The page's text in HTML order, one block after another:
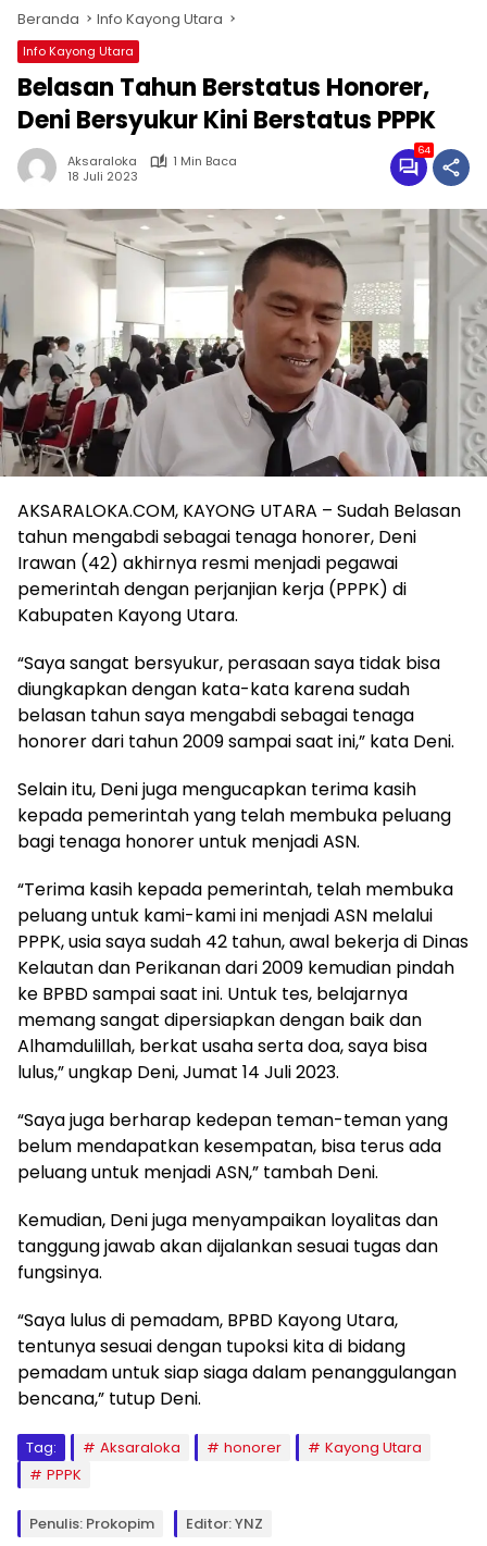
Beranda Info Kayong Utara
Info Kayong Utara
Belasan Tahun Berstatus Honorer,
Deni Bersyukur Kini Berstatus PPPK
Aksaraloka
1 Min Baca
18 Juli 2023
64
AKSARALOKA.COM, KAYONG UTARA – Sudah Belasan
tahun mengabdi sebagai tenaga honorer, Deni
Irawan (42) akhirnya resmi menjadi pegawai
pemerintah dengan perjanjian kerja (PPPK) di
Kabupaten Kayong Utara.
“Saya sangat bersyukur, perasaan saya tidak bisa
diungkapkan dengan kata-kata karena sudah
belasan tahun saya mengabdi sebagai tenaga
honorer dari tahun 2009 sampai saat ini,” kata Deni.
Selain itu, Deni juga mengucapkan terima kasih
kepada pemerintah yang telah membuka peluang
bagi tenaga honorer untuk menjadi ASN.
“Terima kasih kepada pemerintah, telah membuka
peluang untuk kami-kami ini menjadi ASN melalui
PPPK, usia saya sudah 42 tahun, awal bekerja di Dinas
Kelautan dan Perikanan dari 2009 kemudian pindah
ke BPBD sampai saat ini. Untuk tes, belajarnya
memang sangat dipersiapkan dengan baik dan
Alhamdulillah, berkat usaha serta doa, saya bisa
lulus,” ungkap Deni, Jumat 14 Juli 2023.
“Saya juga berharap kedepan teman-teman yang
belum mendapatkan kesempatan, bisa terus ada
peluang untuk menjadi ASN,” tambah Deni.
Kemudian, Deni juga menyampaikan loyalitas dan
tanggung jawab akan dijalankan sesuai tugas dan
fungsinya.
“Saya lulus di pemadam, BPBD Kayong Utara,
tentunya sesuai dengan tupoksi kita di bidang
pemadam untuk siap siaga dalam penanggulangan
bencana,” tutup Deni.
Tag: Aksaraloka honorer
Kayong Utara
PPPK
Penulis: Prokopim Editor: YNZ